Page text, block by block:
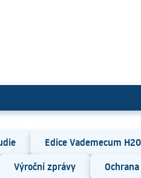
Edice Vademecum
Výroční zprávy